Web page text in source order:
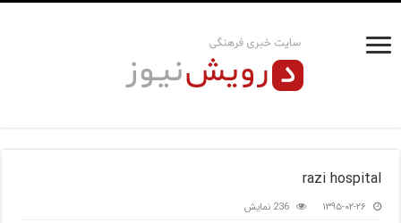
razi hospital
۱۳۹۵-۰۲-۲۶ 236 نمایش